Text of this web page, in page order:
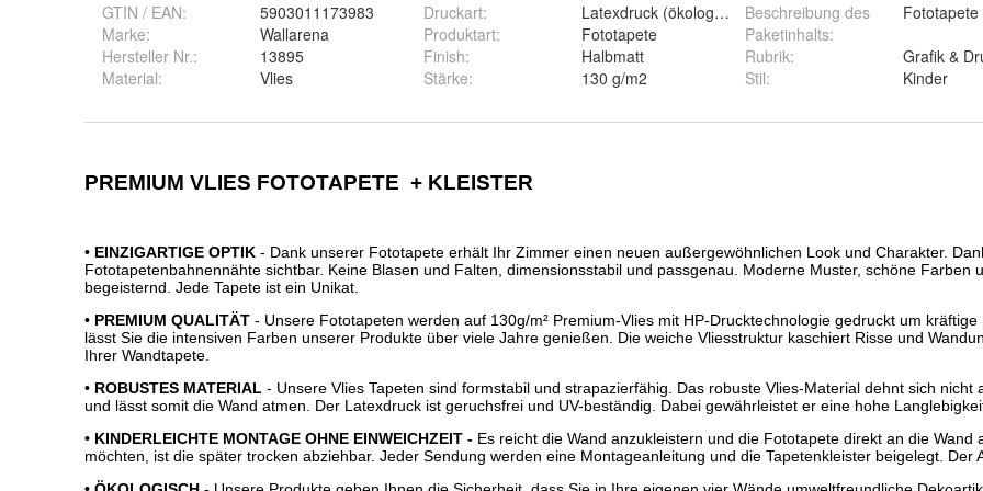
GTIN / EAN:
5903011173983
Marke:
Wallarena
Hersteller Nr.:
13895
Material: Vlies
Druckart:
Latexdruck (ökologisch)
Produktart:
Fototapete
Finish:
Halbmatt
Stärke: 130 g/m2
Beschreibung des
Paketinhalts:
Fototapete
Rubrik:
Grafik &
Stil: Kinder